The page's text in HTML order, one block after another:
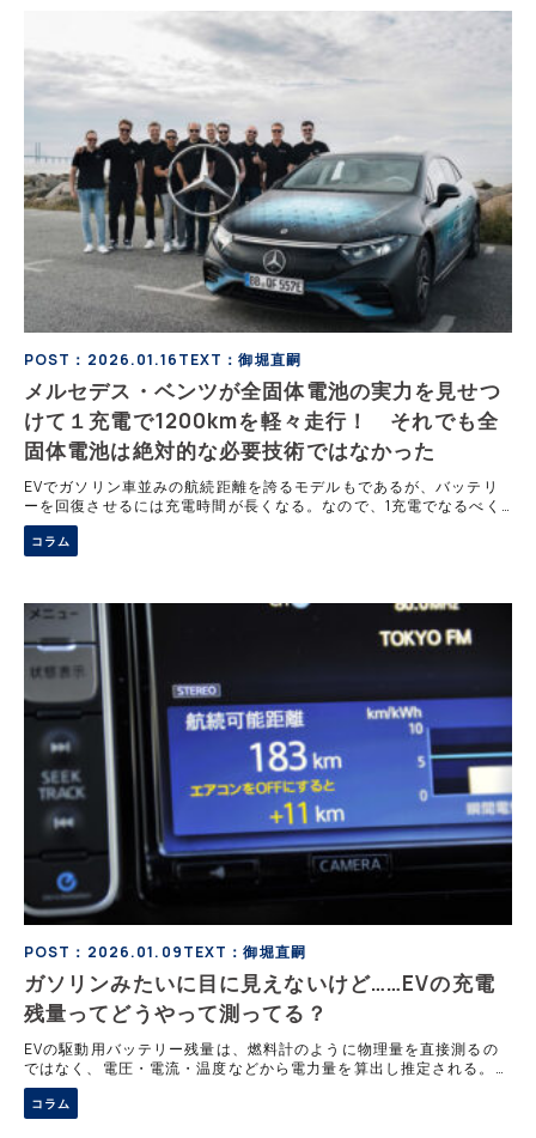
POST：2026.01.16TEXT：御堀直嗣
メルセデス・ベンツが全固体電池の実力を見せつ
けて１充電で1200kmを軽々走行！ それでも全
固体電池は絶対的な必要技術ではなかった
EVでガソリン車並みの航続距離を誇るモデルもであるが、バッテリ
ーを回復させるには充電時間が長くなる。なので、1充電でなるべく
長距離を走れることが求められるわけだ。そんな最中、メルセデス・
ベンツが全固体電池で長距離走破を記録した。しかし、この全固体電
池は必ずしも正義ではないと専門家は語る。その理由に迫る。
コラム
POST：2026.01.09TEXT：御堀直嗣
ガソリンみたいに目に見えないけど……EVの充電
残量ってどうやって測ってる？
EVの駆動用バッテリー残量は、燃料計のように物理量を直接測るの
ではなく、電圧・電流・温度などから電力量を算出し推定される。
SOCの誤差はリチウムイオン電池で±5％程度とされ、実用上は十分
な精度である。一方で、経年劣化を示すSOHの低下により満充電時の
容量は減少する。
コラム